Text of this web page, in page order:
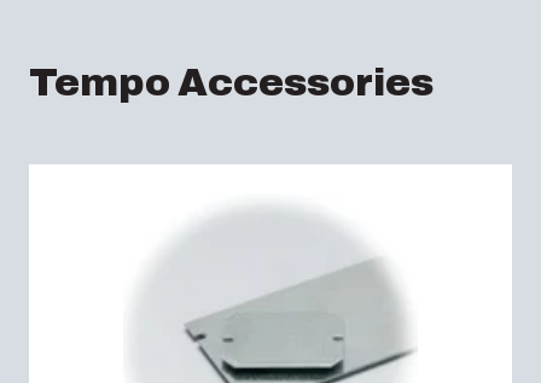
Tempo Accessories